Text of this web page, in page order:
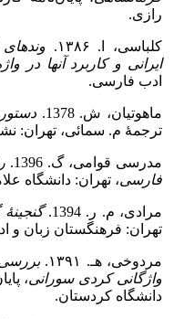
رازی.
کلباسی، ا. ۱۳۸۶.
ایرانی و کاربرد آنها در
ادب فارسی.
ماهوتیان، ش. 1378.
ترجمۀ م. سمائی، تهران:
مدرسی قوامی، گ. 1396.
فارسی، تهران: دانشگاه
مرادی، م. ر. 1394.
تهران: فرهنگستان زبان و
مردوخی، هـ. ۱۳۹۱.
واژگانی کردی سورانی،
دانشگاه کردستان.